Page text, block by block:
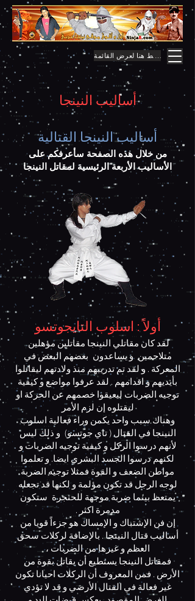
اضغط هنا لعرض القائمة
أساليب النينجا
أساليب النينجا القتالية
من خلال هذه الصفحة سأعرفكم على
الأساليب الأربعة الرئيسية لمقاتل النينجا
أولاً : اسلوب التايجوتسو
لقد كان مقاتلي النينجا مقاتلين مؤهلين
متلاحمين و يساعدون بعضهم البعض في
المعركة . و لقد تم تدريبهم منذ ولادتهم ليقاتلوا
بأيديهم و اقدامهم . لقد عرفوا مواضع و كيفية
توجيه الضربات ليعيقوا خصمهم عن الحركة او
ليقتلوه إن لزم الأمر
وهناك سبب واحد يكمن وراء فعالية اسلوب
النينجا في القتال ( تاي جوتسو) و ذلك ليس
لأنهم درسوا الركل و كيفية توجيه الضربات و
لكنهم درسوا الجسد البشري ايضا. و تعلموا
مواطن الضعف و القوة فمثلا توجيه الضربة
لوجه الرجل قد تكون مؤلمة و لكنها قد تجعله
يمتعظ بينما ضربة موجهة للحنجرة ستكون
مدمرة اكثر .
إن فن الإشتباك و الإمساك هو جزءاً قويا من
أساليب قتال النينجا . بالإضافة لركلات سحق
العظم و غيرها من الضربات ،
فمقاتل النينجا يستطيع أن يقاتل بقوة من
الأرض . فمن المعروف أن الركلات احيانا تكون
غير فعالة في القتال الأرضي و قد لا تؤدي